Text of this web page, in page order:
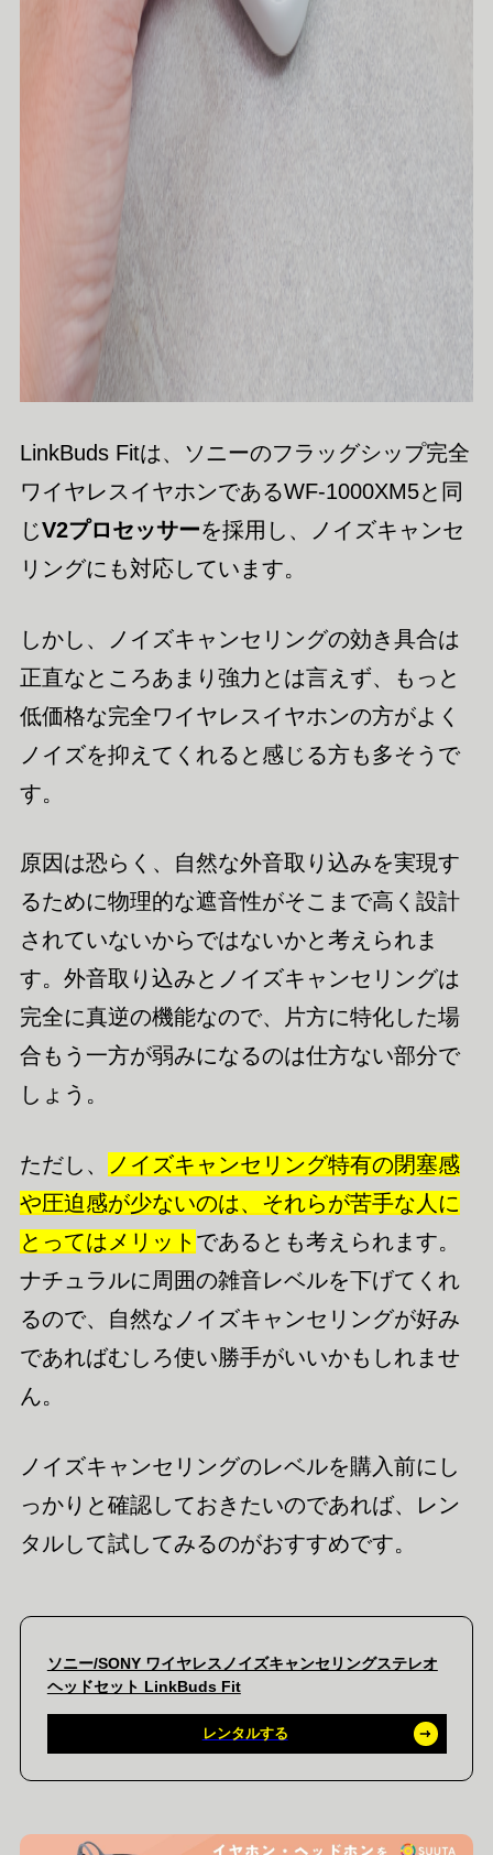
LinkBuds Fitは、ソニーのフラッグシップ完全
ワイヤレスイヤホンであるWF-1000XM5と同
じV2プロセッサーを採用し、ノイズキャンセ
リングにも対応しています。
しかし、ノイズキャンセリングの効き具合は
正直なところあまり強力とは言えず、もっと
低価格な完全ワイヤレスイヤホンの方がよく
ノイズを抑えてくれると感じる方も多そうで
す。
原因は恐らく、自然な外音取り込みを実現す
るために物理的な遮音性がそこまで高く設計
されていないからではないかと考えられま
す。外音取り込みとノイズキャンセリングは
完全に真逆の機能なので、片方に特化した場
合もう一方が弱みになるのは仕方ない部分で
しょう。
ただし、
ノイズキャンセリング特有の閉塞感
や圧迫感が少ないのは、それらが苦手な人に
とってはメリット であるとも考えられます。
ナチュラルに周囲の雑音レベルを下げてくれ
るので、自然なノイズキャンセリングが好み
であればむしろ使い勝手がいいかもしれませ
ん。
ノイズキャンセリングのレベルを購入前にし
っかりと確認しておきたいのであれば、レン
タルして試してみるのがおすすめです。
ソニー/SONY ワイヤレスノイズキャンセリングステレオ
ヘッドセット LinkBuds Fit
レンタルする